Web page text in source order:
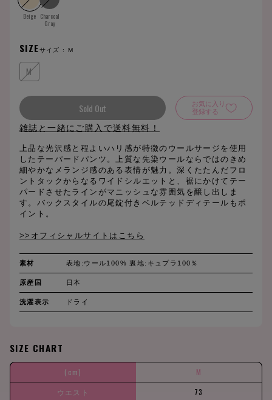
Beige Charcoal
Gray
SIZEサイズ : M
M
Sold Out
お気に入り
登録する
雑誌と一緒にご購入で送料無料！
上品な光沢感と程よいハリ感が特徴のウールサージを使用
したテーパードパンツ。上質な先染ウールならではのきめ
細やかなメランジ感のある表情が魅力。深くたたんだフロ
ントタックからなるワイドシルエットと、裾にかけてテー
パードさせたラインがマニッシュな雰囲気を醸し出しま
す。バックスタイルの尾錠付きベルテッドディテールもポ
イント。
>>オフィシャルサイトはこちら
素材 表地:ウール100% 裏地:キュプラ100％
原産国 日本
洗濯表示 ドライ
SIZE CHART
(cm)
M
ウエスト
73